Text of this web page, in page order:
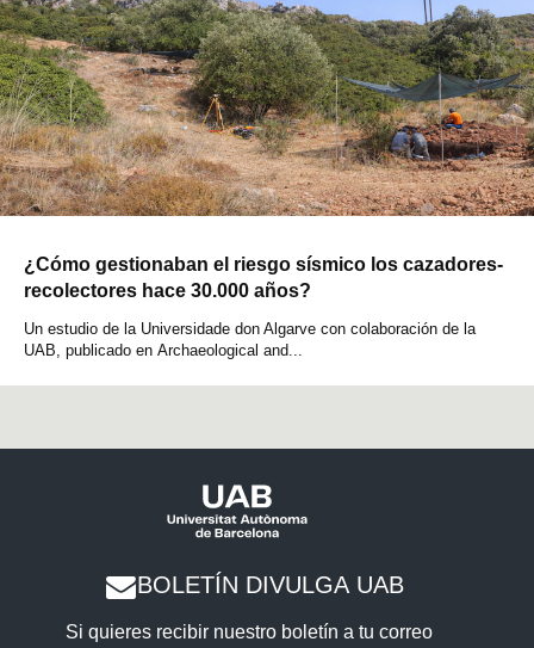
¿Cómo gestionaban el riesgo sísmico los cazadores-
recolectores hace 30.000 años?
Un estudio de la Universidade don Algarve con colaboración de la
UAB, publicado en Archaeological and...
BOLETÍN DIVULGA UAB
Si quieres recibir nuestro boletín a tu correo